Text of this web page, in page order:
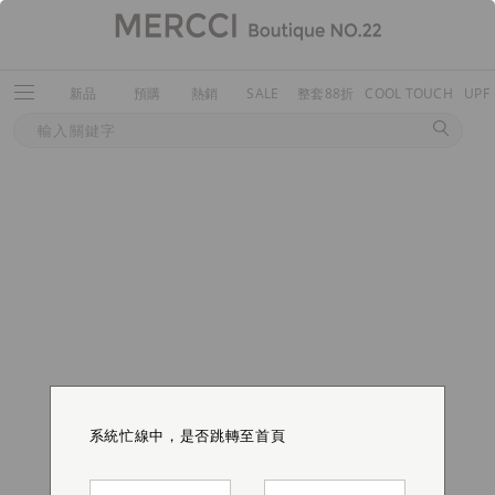
新品 預購 熱銷 SALE 整套88折 COOL TOUCH
系統忙線中，是否跳轉至首頁
系統忙線中，是否跳轉至首頁
系統忙線中，是否跳轉至首頁
系統忙線中，是否跳轉至首頁
系統忙線中，是否跳轉至首頁